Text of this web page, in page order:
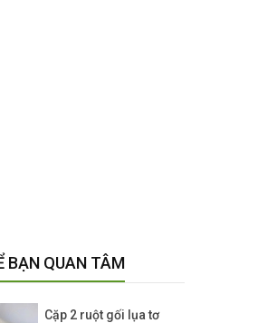
BẠN QUAN TÂM
Cặp 2 ruột gối lụa tơ